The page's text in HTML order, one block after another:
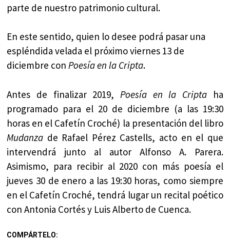
parte de nuestro patrimonio cultural.
En este sentido, quien lo desee podrá pasar una
espléndida velada el próximo viernes 13 de
diciembre conPoesía en la Cripta.
Antes de finalizar 2019, Poesía en la Criptaha
programado para el 20 de diciembre (a las 19:30
horas en el Cafetín Croché) la presentación del libro
Mudanza de Rafael Pérez Castells, acto en el que
intervendrá junto al autor Alfonso A. Parera.
Asimismo, para recibir al 2020 con más poesía el
jueves 30 de enero a las 19:30 horas, como siempre
en el Cafetín Croché, tendrá lugar un recital poético
con Antonia Cortés y Luis Alberto de Cuenca.
COMPÁRTELO: